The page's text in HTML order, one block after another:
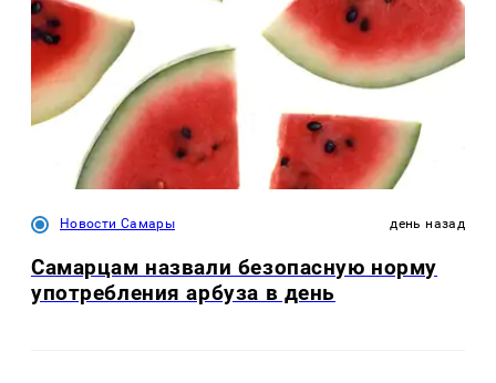
Новости Самары день назад
Самарцам назвали безопасную норму
употребления арбуза в день